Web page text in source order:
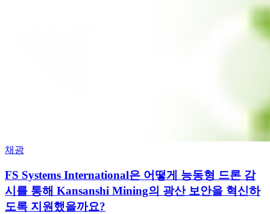
채광
FS Systems International은 어떻게 능동형 드론 감
시를 통해 Kansanshi Mining의 광산 보안을 혁신하
도록 지원했을까요?